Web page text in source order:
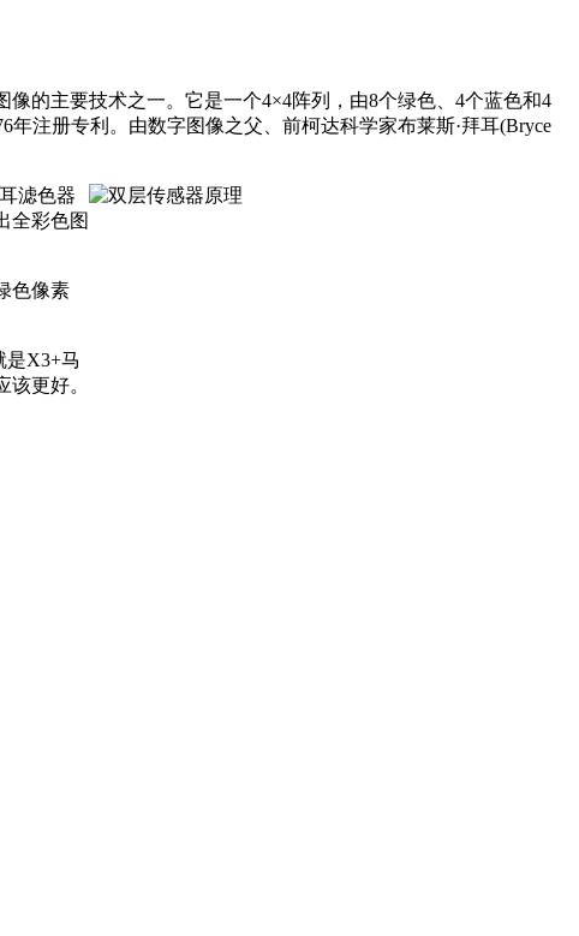
的主要技术之一。它是一个4×4阵列，由8个绿色、4个蓝色和4
注册专利。由数字图像之父、前柯达科学家布莱斯·拜耳(Bryce
滤色器
全彩色图
色像素
是X3+马
更好。